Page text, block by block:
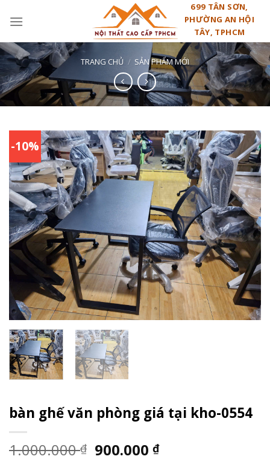
699 TÂN SƠN,
PHƯỜNG AN HỘI
TÂY, TPHCM
TRANG CHỦ / SẢN PHẨM MỚI
-10%
bàn ghế văn phòng giá tại kho-0554
1.000.000₫ 900.000₫